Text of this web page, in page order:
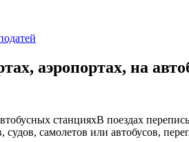
аэропортах, на
В поездах
самолетов или автобусов,